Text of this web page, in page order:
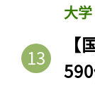
大